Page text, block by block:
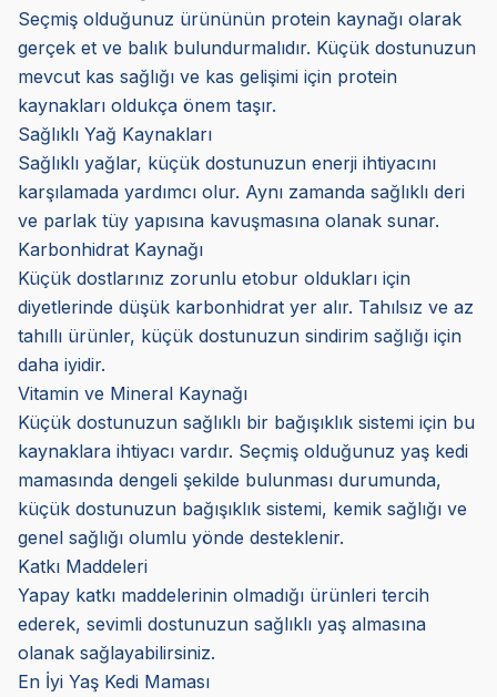
Seçmiş olduğunuz ürününün protein kaynağı olarak
gerçek et ve balık bulundurmalıdır. Küçük dostunuzun
mevcut kas sağlığı ve kas gelişimi için protein
kaynakları oldukça önem taşır.
Sağlıklı Yağ Kaynakları
Sağlıklı yağlar, küçük dostunuzun enerji ihtiyacını
karşılamada yardımcı olur. Aynı zamanda sağlıklı deri
ve parlak tüy yapısına kavuşmasına olanak sunar.
Karbonhidrat Kaynağı
Küçük dostlarınız zorunlu etobur oldukları için
diyetlerinde düşük karbonhidrat yer alır. Tahılsız ve az
tahıllı ürünler, küçük dostunuzun sindirim sağlığı için
daha iyidir.
Vitamin ve Mineral Kaynağı
Küçük dostunuzun sağlıklı bir bağışıklık sistemi için bu
kaynaklara ihtiyacı vardır. Seçmiş olduğunuz yaş kedi
mamasında dengeli şekilde bulunması durumunda,
küçük dostunuzun bağışıklık sistemi, kemik sağlığı ve
genel sağlığı olumlu yönde desteklenir.
Katkı Maddeleri
Yapay katkı maddelerinin olmadığı ürünleri tercih
ederek, sevimli dostunuzun sağlıklı yaş almasına
olanak sağlayabilirsiniz.
En İyi Yaş Kedi Maması